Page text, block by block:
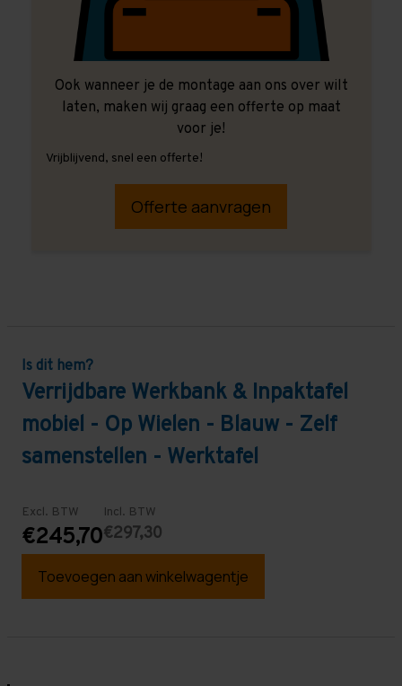
Ook wanneer je de montage aan ons over wilt
laten, maken wij graag een offerte op maat
voor je!
Vrijblijvend, snel een offerte!
Offerte aanvragen
Is dit hem?
Verrijdbare Werkbank & Inpaktafel
mobiel - Op Wielen - Blauw - Zelf
samenstellen - Werktafel
Excl. BTW
€245,70
Incl. BTW
€297,30
Toevoegen aan winkelwagentje